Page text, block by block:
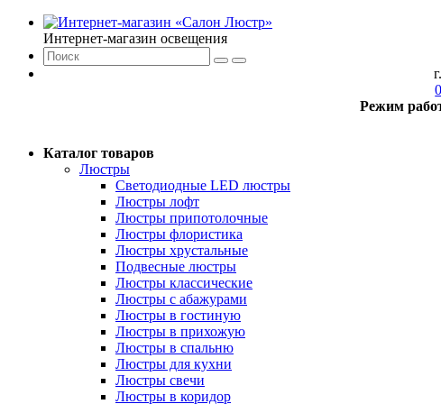
Интернет-магазин освещения
Режим
Каталог товаров
Люстры
Светодиодные LED люстры
Люстры лофт
Люстры припотолочные
Люстры флористика
Люстры хрустальные
Подвесные люстры
Люстры классические
Люстры с абажурами
Люстры в гостиную
Люстры в прихожую
Люстры в спальню
Люстры для кухни
Люстры свечи
Люстры в коридор